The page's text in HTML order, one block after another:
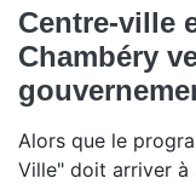
Centre-ville
Chambéry
Alors que le
Ville" doit arriver à